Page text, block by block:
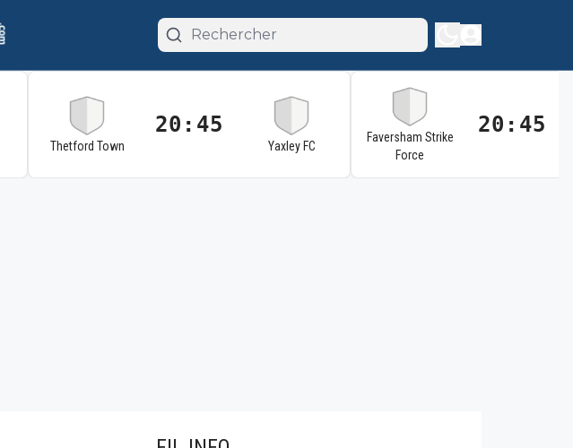
Thetford Town
20:45
Yaxley FC
Faversham Strike
Force
20:45